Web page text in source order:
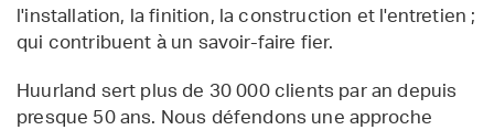
l'installation, la finition, la construction et l'entretien ;
qui contribuent à un savoir-faire fier.
Huurland sert plus de 30 000 clients par an depuis
presque 50 ans. Nous défendons une approche